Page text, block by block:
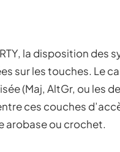
la disposition des
sur les touches. Le
(Maj, AltGr, ou les
ces couches
arobase ou crochet.